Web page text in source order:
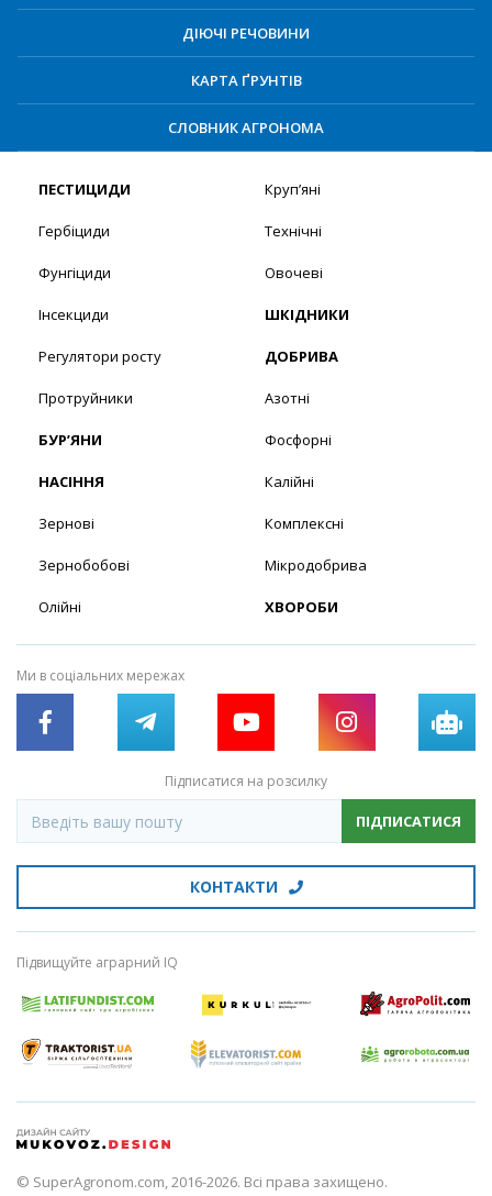
ДІЮЧІ РЕЧОВИНИ
КАРТА ҐРУНТІВ
СЛОВНИК АГРОНОМА
ПЕСТИЦИДИ
Гербіциди
Фунгіциди
Інсекциди
Регулятори росту
Протруйники
БУР’ЯНИ
НАСІННЯ
Зернові
Зернобобові
Олійні
Круп’яні
Технічні
Овочеві
ШКІДНИКИ
ДОБРИВА
Азотні
Фосфорні
Калійні
Комплексні
Мікродобрива
ХВОРОБИ
Ми в соціальних мережах
Підписатися на розсилку
ПІДПИСАТИСЯ
КОНТАКТИ
Підвищуйте аграрний IQ
© SuperAgronom.com, 2016-2026. Всі права захищено.